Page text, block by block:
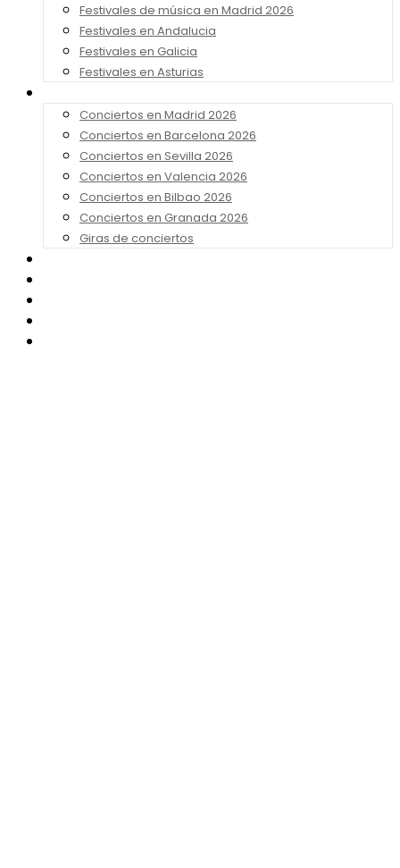
Festivales de música en Madrid 2026
Festivales en Andalucia
Festivales en Galicia
Festivales en Asturias
Conciertos en Madrid 2026
Conciertos en Barcelona 2026
Conciertos en Sevilla 2026
Conciertos en Valencia 2026
Conciertos en Bilbao 2026
Conciertos en Granada 2026
Giras de conciertos